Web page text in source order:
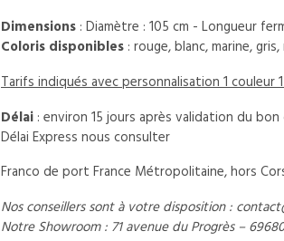
Dimensions: Diamètre : 105 cm - Longueur
Coloris disponibles: rouge, blanc, marine, gris,
Tarifs indiqués avec personnalisation 1 couleur
Délai: environ 15 jours après validation du
Délai Express nous consulter
Franco de port France Métropolitaine, hors
Nos conseillers sont à votre disposition :
Notre Showroom : 71 avenue du Progrès –